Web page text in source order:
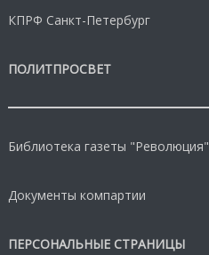
КПРФ Санкт-Петербург
ПОЛИТПРОСВЕТ
Библиотека газеты "Революция"
Документы компартии
ПЕРСОНАЛЬНЫЕ СТРАНИЦЫ